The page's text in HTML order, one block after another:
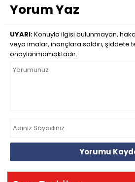
Yorum Yaz
UYARI:Konuyla ilgisi bulunmayan,
veya imalar, inançlara saldırı, şiddete
onaylanmamaktadır.
Yorumu